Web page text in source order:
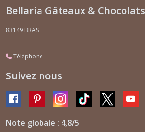
Bellaria Gâteaux & Chocolats
83149 BRAS
Téléphone
Suivez nous
Note globale : 4,8/5